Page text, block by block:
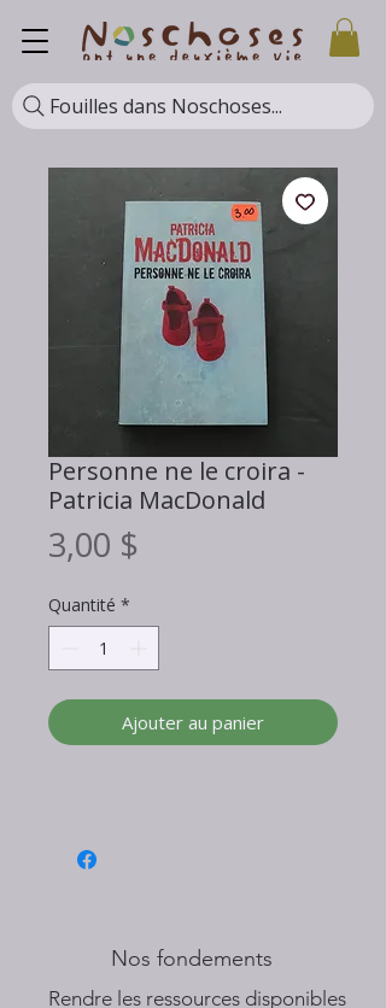
Fouilles dans Noschoses...
Personne ne le croira -
Patricia MacDonald
3,00 $
Quantité *
Ajouter au panier
Nos fondements
​Rendre les ressources disponibles